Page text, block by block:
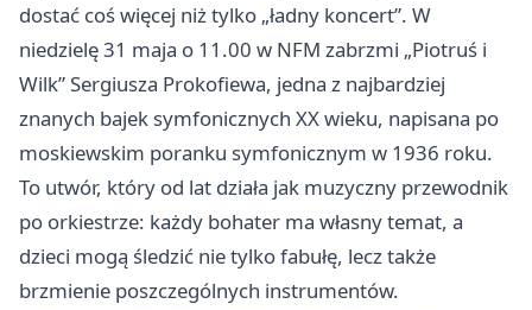
dostać coś więcej niż tylko „ładny koncert”. W
niedzielę 31 maja o 11.00 w NFM zabrzmi „Piotruś i
Wilk” Sergiusza Prokofiewa, jedna z najbardziej
znanych bajek symfonicznych XX wieku, napisana po
moskiewskim poranku symfonicznym w 1936 roku.
To utwór, który od lat działa jak muzyczny przewodnik
po orkiestrze: każdy bohater ma własny temat, a
dzieci mogą śledzić nie tylko fabułę, lecz także
brzmienie poszczególnych instrumentów.